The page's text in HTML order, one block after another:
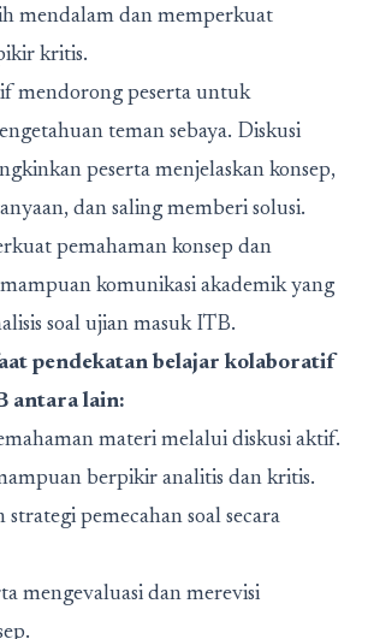
mendalam dan memperkuat
kritis.
mendorong peserta untuk
teman sebaya. Diskusi
peserta menjelaskan konsep,
dan saling memberi solusi.
pemahaman konsep dan
komunikasi akademik yang
soal ujian masuk ITB.
pendekatan belajar kolaboratif
antara lain:
materi melalui diskusi aktif.
berpikir analitis dan kritis.
pemecahan soal secara
mengevaluasi dan merevisi